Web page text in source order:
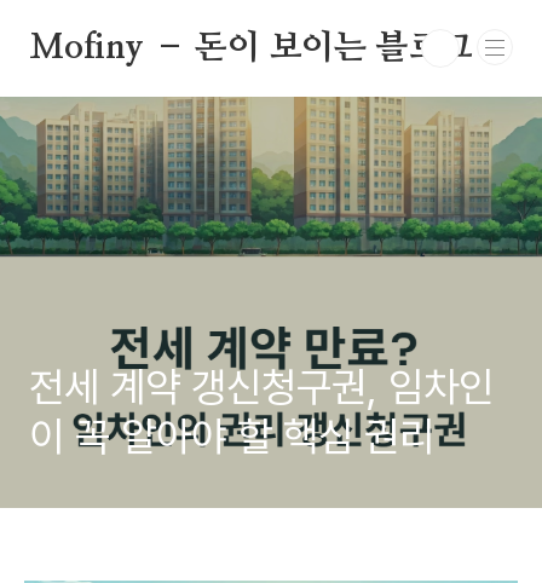
Mofiny – 돈이 보이는 블로그
전세 계약 갱신청구권, 임차인
이 꼭 알아야 할 핵심 권리